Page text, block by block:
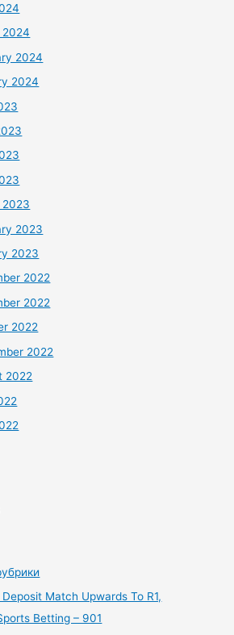
2024
2024
2024
2023
2023
2023
2022
2022
2022
2022
2022
Deposit Match Upwards To R1,
Betting – 901